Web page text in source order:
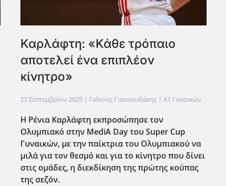
Καρλάφτη: «Κάθε τρόπαιο
αποτελεί ένα επιπλέον
κίνητρο»
27 Σεπτεμβρίου 2025 | Γιάννης Γιαννουδάκης |Α1 Γυναικών
Η Ρένια Καρλάφτη εκπροσώπησε τον
Ολυμπιακό στην MediA Dayτου Super Cup
Γυναικών, με την παίκτρια του Ολυμπιακού να
μιλά για τον θεσμό και για το κίνητρο που δίνει
στις ομάδες, η διεκδίκηση της πρώτης κούπας
της σεζόν.